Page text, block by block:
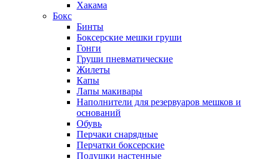
Хакама
Бокс
Бинты
Боксерские мешки груши
Гонги
Груши пневматические
Жилеты
Капы
Лапы макивары
Наполнители для резервуаров мешков и
оснований
Обувь
Перчаки снарядные
Перчатки боксерские
Подушки настенные